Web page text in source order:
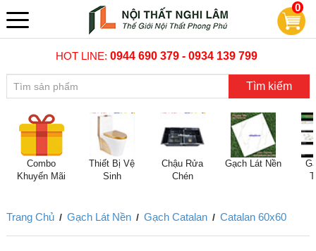
0
HOT LINE:0944 690 379 - 0934 139 799
Tìm kiếm
Combo
Khuyến Mãi
Thiết Bị Vệ
Sinh
Chậu Rửa
Chén
Gạch Lát Nền
Trang Chủ / Gạch Lát Nền / Gạch Catalan / Catalan 60x60